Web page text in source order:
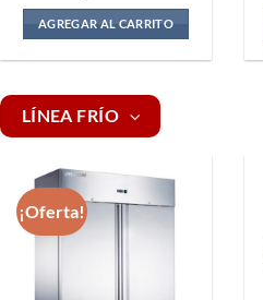
AGREGAR AL CARRITO
LÍNEA FRÍO
¡Oferta!